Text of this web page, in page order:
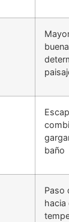
baño
Paso
hacia